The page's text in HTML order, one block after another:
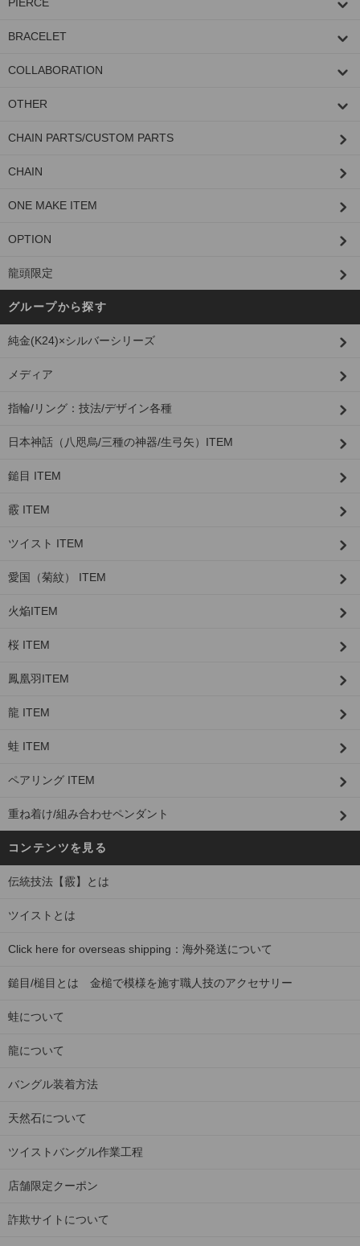
PIERCE
BRACELET
COLLABORATION
OTHER
CHAIN PARTS/CUSTOM PARTS
CHAIN
ONE MAKE ITEM
OPTION
龍頭限定
グループから探す
純金(K24)×シルバーシリーズ
メディア
指輪/リング：技法/デザイン各種
日本神話（八咫烏/三種の神器/生弓矢）ITEM
鎚目 ITEM
霰 ITEM
ツイスト ITEM
愛国（菊紋） ITEM
火焔ITEM
桜 ITEM
鳳凰羽ITEM
龍 ITEM
蛙 ITEM
ペアリング ITEM
重ね着け/組み合わせペンダント
コンテンツを見る
伝統技法【霰】とは
ツイストとは
Click here for overseas shipping：海外発送について
鎚目/槌目とは 金槌で模様を施す職人技のアクセサリー
蛙について
龍について
バングル装着方法
天然石について
ツイストバングル作業工程
店舗限定クーポン
詐欺サイトについて